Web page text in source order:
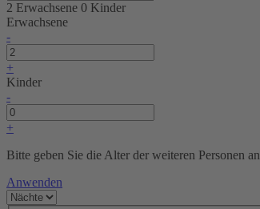
2 Erwachsene 0 Kinder
Erwachsene
-
+
Kinder
-
+
Bitte geben Sie die Alter der weiteren Personen an
Anwenden